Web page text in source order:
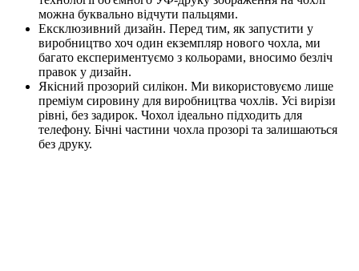
можна буквально відчути пальцями.
Ексклюзивний дизайн. Перед тим, як запустити у
виробництво хоч один екземпляр нового чохла, ми
багато експериментуємо з кольорами, вносимо безліч
правок у дизайн.
Якісний прозорий силікон. Ми використовуємо лише
преміум сировину для виробництва чохлів. Усі вирізи
рівні, без задирок. Чохол ідеально підходить для
телефону. Бічні частини чохла прозорі та залишаються
без друку.